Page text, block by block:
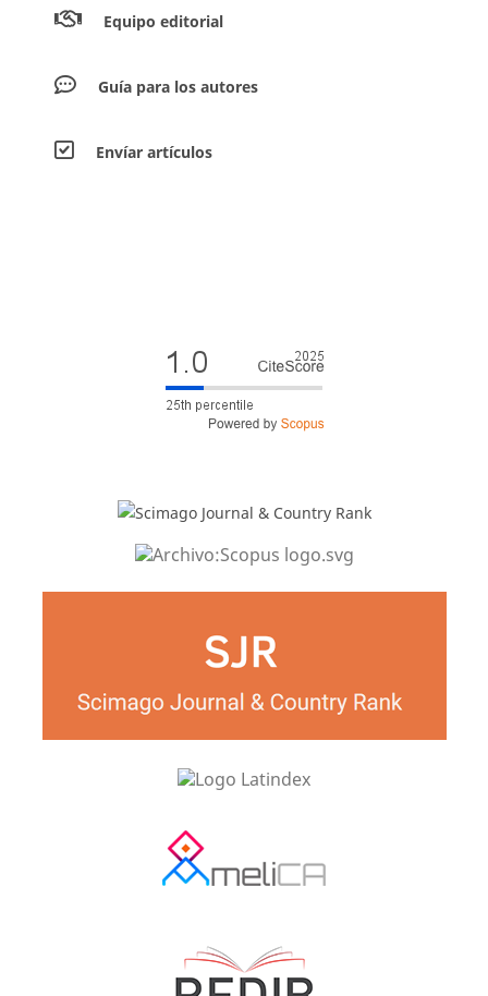
Equipo editorial
Guía para los autores
Envíar artículos